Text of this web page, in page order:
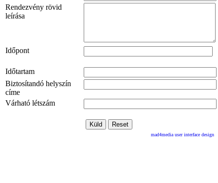
Rendezvény rövid
leírása
Időpont
Időtartam
Biztosítandó helyszín
címe
Várható létszám
mad4media user interface design